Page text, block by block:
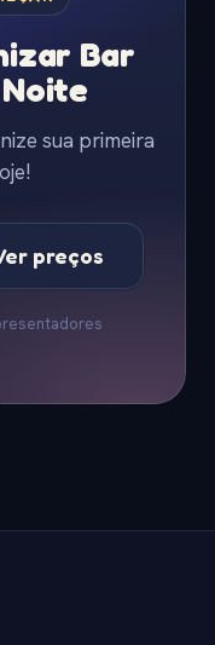
Bar
sua primeira
preços